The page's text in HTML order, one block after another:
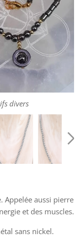
divers
Appelée aussi pierre
et des muscles.
sans nickel.